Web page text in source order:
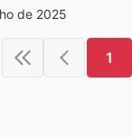
de 2025
1